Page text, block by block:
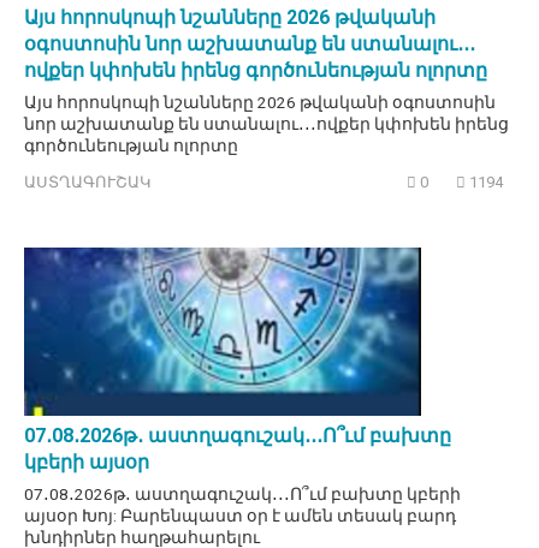
Այս հորոսկոպի նշանները 2026 թվականի
օգոստոսին նոր աշխատանք են ստանալու․․․
ովքեր կփոխեն իրենց գործունեության ոլորտը
Այս հորոսկոպի նշանները 2026 թվականի օգոստոսին
նոր աշխատանք են ստանալու․․․ովքեր կփոխեն իրենց
գործունեության ոլորտը
ԱՍՏՂԱԳՈՒՇԱԿ 0 1194
07․08․2026թ․ աստղագուշակ․․․Ո՞ւմ բախտը
կբերի այսօր
07․08․2026թ․ աստղագուշակ․․․Ո՞ւմ բախտը կբերի
այսօր Խոյ: Բարենպաստ օր է ամեն տեսակ բարդ
խնդիրներ հաղթահարելու